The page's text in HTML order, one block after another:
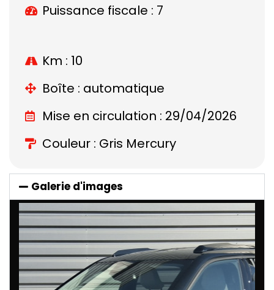
Puissance fiscale : 7
Km : 10
Boîte : automatique
Mise en circulation : 29/04/2026
Couleur : Gris Mercury
Galerie d'images